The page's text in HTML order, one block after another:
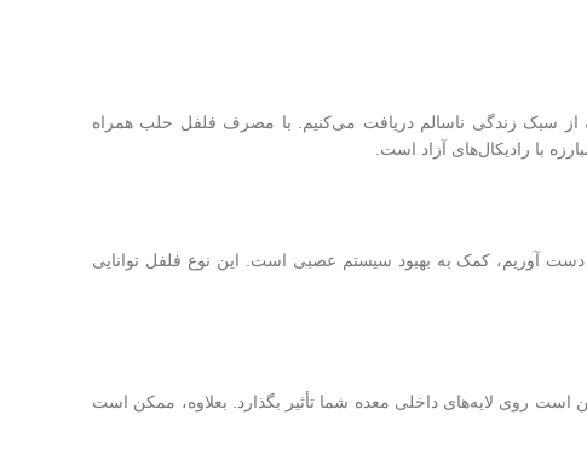
از سبک زندگی ناسالم دریافت می‌کنیم. با مصرف فلفل حلب همراه
با رادیکال‌های آزاد است.
دست آوریم، کمک به بهبود سیستم عصبی است. این نوع فلفل توانایی
روی لایه‌های داخلی معده شما تأثیر بگذارد. بعلاوه، ممکن است